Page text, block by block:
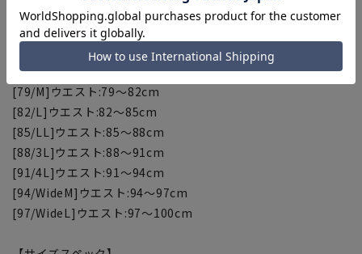
長さの調節は出来ません、予めご了承ください。
【ウエスト対応サイズ】
[76/S]ウエスト:76～79cm
[79/M]ウエスト:79～82cm
[82/L]ウエスト:82～85cm
[85/LL]ウエスト:85～88cm
[88/3L]ウエスト:88～91cm
[91/4L]ウエスト:91～94cm
[94/WideM]ウエスト:94～97cm
[97/WideL]ウエスト:97～100cm